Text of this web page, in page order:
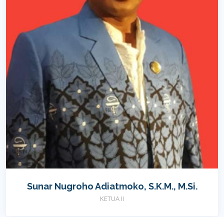
Sunar Nugroho Adiatmoko, S.K.M., M.Si.
KETUA II